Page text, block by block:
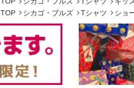
TOP
シカゴ・ブルズ Tシャツ ショ